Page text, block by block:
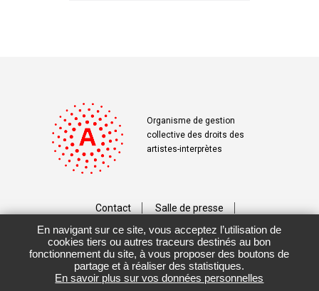
Organisme de gestion
collective des droits des
artistes-interprètes
Contact Salle de presse
Téléchargements Crédits
Vos données personnelles
Mentions légales / CGU
En navigant sur ce site, vous acceptez l’utilisation de
cookies tiers ou autres traceurs destinés au bon
fonctionnement du site, à vous proposer des boutons de
partage et à réaliser des statistiques.
En savoir plus sur vos données personnelles